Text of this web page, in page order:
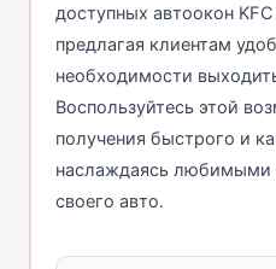
доступных автоокон
предлагая клиентам
необходимости
Воспользуйтесь этой
получения быстрого и
наслаждаясь
своего авто.